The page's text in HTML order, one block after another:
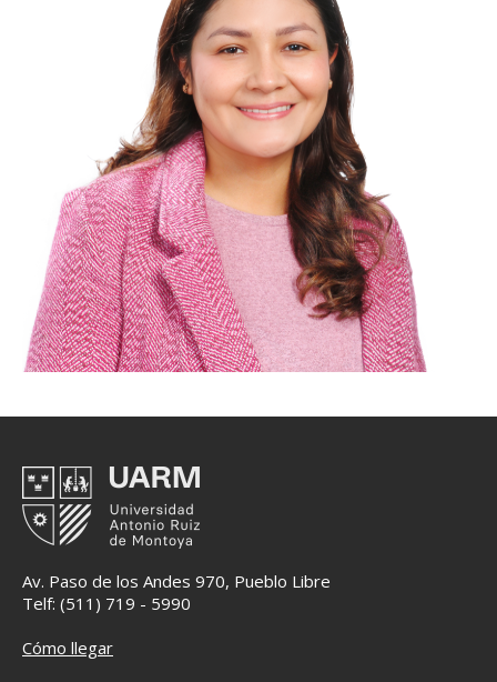
Av. Paso de los Andes 970, Pueblo Libre
Telf: (511) 719 - 5990
Cómo llegar